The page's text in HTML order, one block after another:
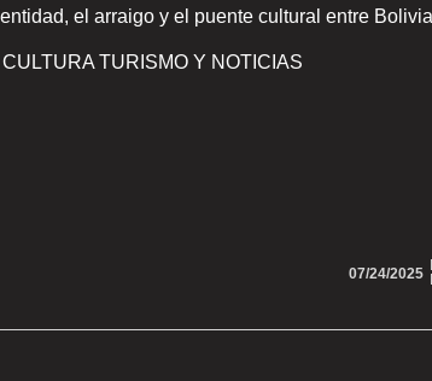
el arraigo y el puente cultural entre
TURISMO Y NOTICIAS
07/24/2025